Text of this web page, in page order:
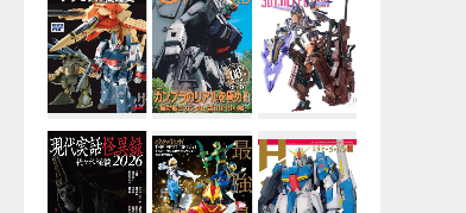
Vカラー専用シンナー 200cc
Vカラー
インシグニアホワイト
タミヤ タミヤカラー ラッカー塗料